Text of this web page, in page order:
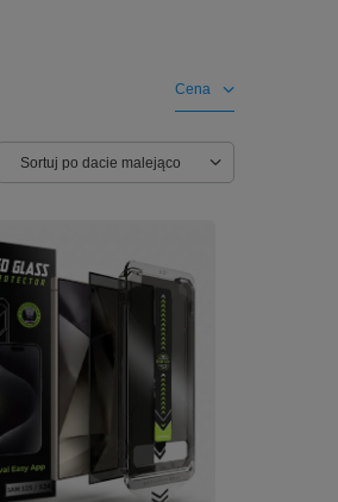
Cena
Zmień sortowanie
Sortuj po dacie malejąco